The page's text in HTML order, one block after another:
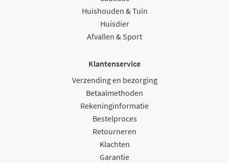
Huishouden & Tuin
Huisdier
Afvallen & Sport
Klantenservice
Verzending en bezorging
Betaalmethoden
Rekeninginformatie
Bestelproces
Retourneren
Klachten
Garantie